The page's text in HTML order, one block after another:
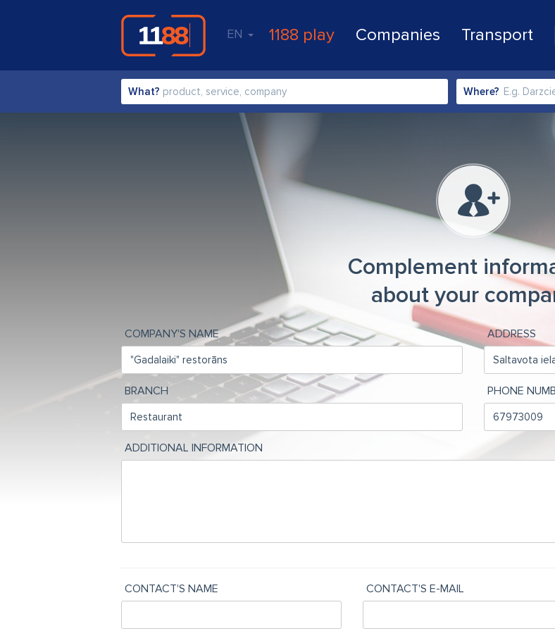
EN 1188 play Companies Transport
What? Where?
Complement
about your
COMPANY'S NAME ADDRESS
BRANCH PHONE
ADDITIONAL INFORMATION
CONTACT'S NAME CONTACT'S E-MAIL